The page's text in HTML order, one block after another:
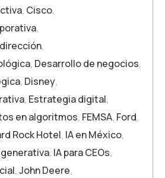
, Cisco,
,
,
, Desarrollo de negocios,
, Disney,
, Estrategia digital,
en algoritmos, FEMSA, Ford,
Rock Hotel, IA en México,
generativa, IA para CEOs,
,John Deere,